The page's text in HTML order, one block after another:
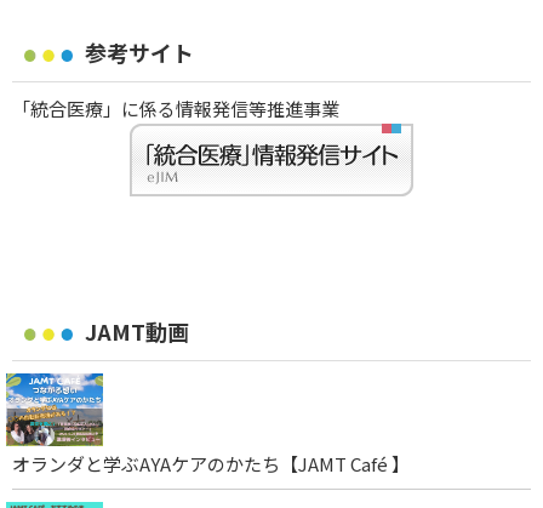
参考サイト
「統合医療」に係る情報発信等推進事業
JAMT動画
オランダと学ぶAYAケアのかたち【JAMT Café 】